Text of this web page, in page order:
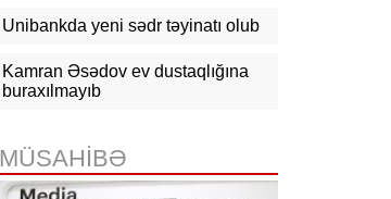
güclənəcək -XƏBƏRDARLIQ
açıqlanıb
15:50 Ədliyyə naziri Lerik rayonunda
Unibankda yeni sədr təyinatı olub
Kamran Əsədov ev dustaqlığına
buraxılmayıb
MÜSAHİBƏ